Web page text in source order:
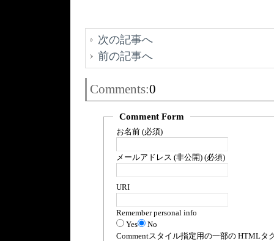
次の記事へ
前の記事へ
Comments:0
Comment Form
お名前 (必須)
メールアドレス (非公開) (必須)
URI
Remember personal info
Yes
No
Commentスタイル指定用の一部の HTMLタ